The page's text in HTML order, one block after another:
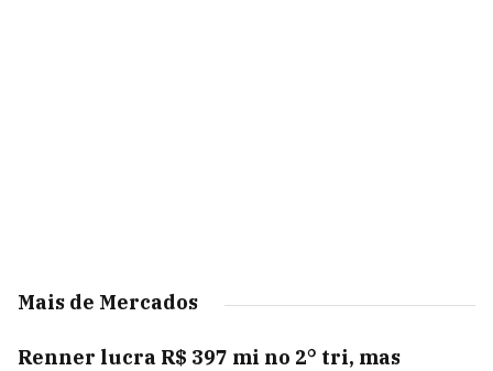
Mais de Mercados
Renner lucra R$ 397 mi no 2° tri, mas